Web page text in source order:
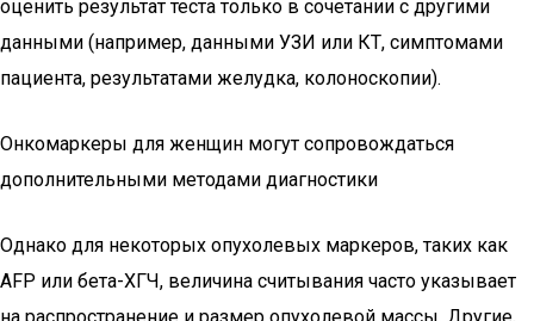
оценить результат теста только в сочетании с другими
данными (например, данными УЗИ или КТ, симптомами
пациента, результатами желудка, колоноскопии).
Онкомаркеры для женщин могут сопровождаться
дополнительными методами диагностики
Однако для некоторых опухолевых маркеров, таких как
AFP или бета-ХГЧ, величина считывания часто указывает